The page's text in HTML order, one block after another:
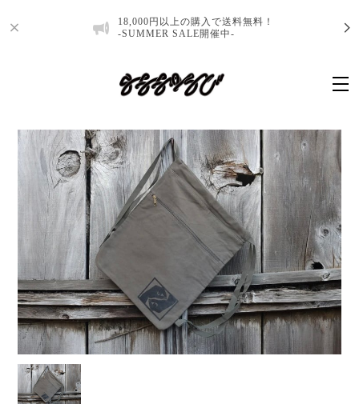
18,000円以上の購入で送料無料！
-SUMMER SALE開催中-